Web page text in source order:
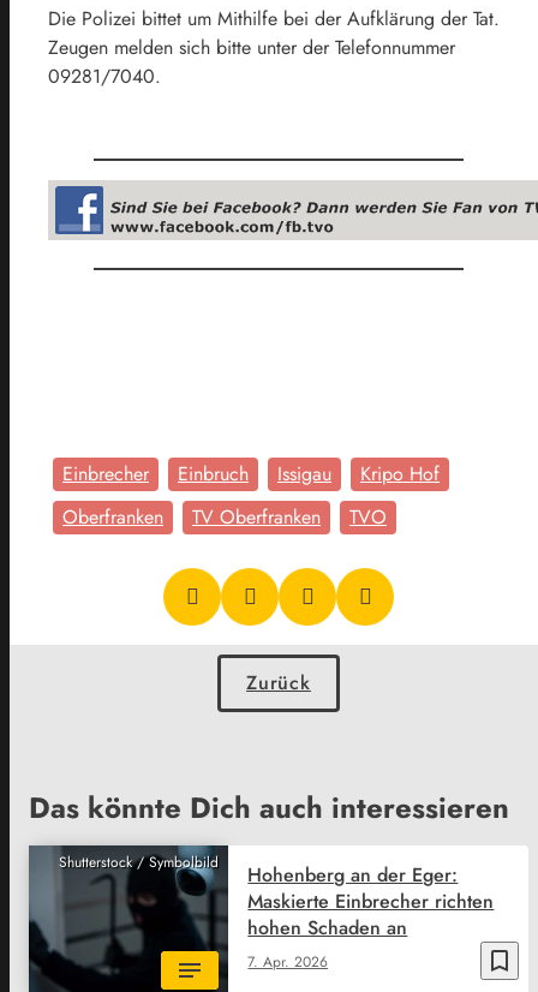
Die Polizei bittet um Mithilfe bei der Aufklärung der Tat.
Zeugen melden sich bitte unter der Telefonnummer
09281/7040.
Einbrecher Einbruch Issigau
Kripo Hof
Oberfranken
TV Oberfranken TVO
Zurück
Das könnte Dich auch interessieren
Shutterstock / Symbolbild
bookmark_border
7. Apr. 2026
Hohenberg an der Eger:
Maskierte Einbrecher richten
hohen Schaden an